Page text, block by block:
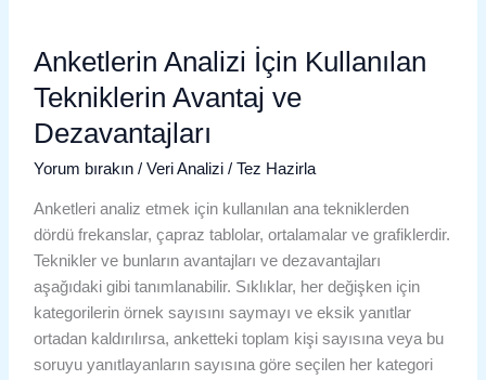
Anketlerin Analizi İçin Kullanılan
Tekniklerin Avantaj ve
Dezavantajları
Yorum bırakın / Veri Analizi/ Tez Hazirla
Anketleri analiz etmek için kullanılan ana tekniklerden
dördü frekanslar, çapraz tablolar, ortalamalar ve grafiklerdir.
Teknikler ve bunların avantajları ve dezavantajları
aşağıdaki gibi tanımlanabilir. Sıklıklar, her değişken için
kategorilerin örnek sayısını saymayı ve eksik yanıtlar
ortadan kaldırılırsa, anketteki toplam kişi sayısına veya bu
soruyu yanıtlayanların sayısına göre seçilen her kategori